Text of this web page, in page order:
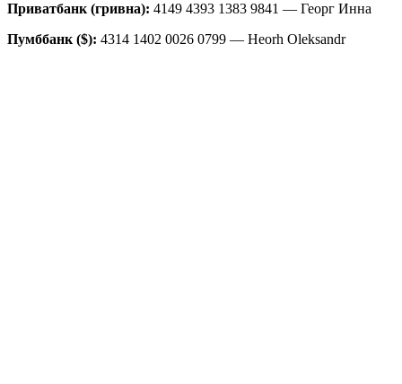
Приватбанк (гривна): 4149 4393 1383 9841 — Георг Инна
Пумббанк ($): 4314 1402 0026 0799 — Heorh Oleksandr